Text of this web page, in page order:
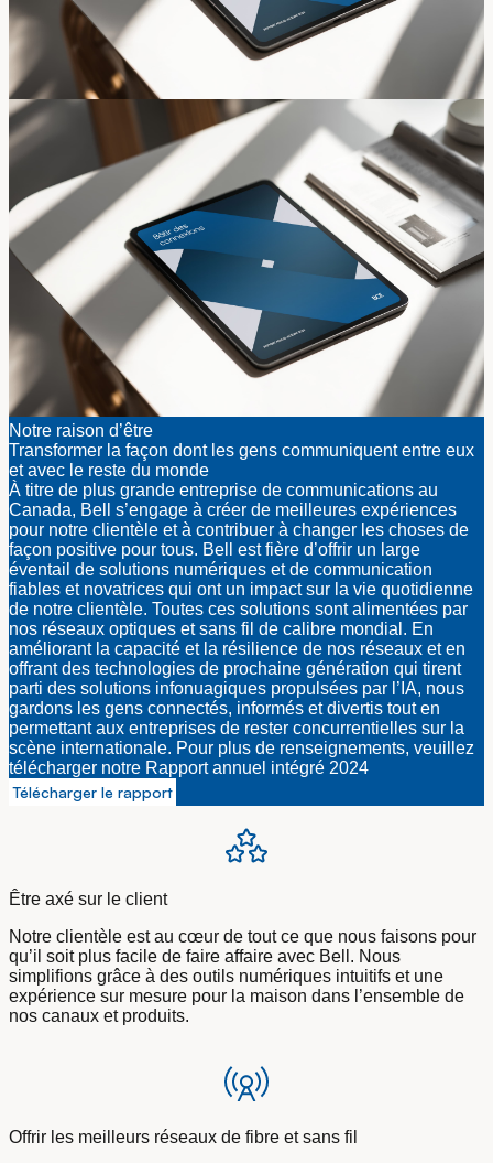
Notre raison d’être
Transformer la façon dont les gens communiquent entre eux
et avec le reste du monde
À titre de plus grande entreprise de communications au
Canada, Bell s’engage à créer de meilleures expériences
pour notre clientèle et à contribuer à changer les choses de
façon positive pour tous. Bell est fière d’offrir un large
éventail de solutions numériques et de communication
fiables et novatrices qui ont un impact sur la vie quotidienne
de notre clientèle. Toutes ces solutions sont alimentées par
nos réseaux optiques et sans fil de calibre mondial. En
améliorant la capacité et la résilience de nos réseaux et en
offrant des technologies de prochaine génération qui tirent
parti des solutions infonuagiques propulsées par l’IA, nous
gardons les gens connectés, informés et divertis tout en
permettant aux entreprises de rester concurrentielles sur la
scène internationale. Pour plus de renseignements, veuillez
télécharger notre Rapport annuel intégré 2024
Télécharger le rapport
Être axé sur le client
Notre clientèle est au cœur de tout ce que nous faisons pour
qu’il soit plus facile de faire affaire avec Bell. Nous
simplifions grâce à des outils numériques intuitifs et une
expérience sur mesure pour la maison dans l’ensemble de
nos canaux et produits.
Offrir les meilleurs réseaux de fibre et sans fil